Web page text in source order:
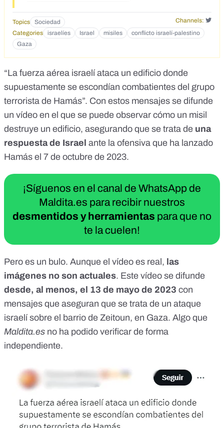
Topics Sociedad
Channels:
Categories
israelíes Israel misiles
conflicto israelí-palestino
Gaza
“La fuerza aérea israelí ataca un edificio donde
supuestamente se escondían combatientes del grupo
terrorista de Hamás”. Con estos mensajes se difunde
un vídeo en el que se puede observar cómo un misil
destruye un edificio, asegurando que se trata de una
respuesta de Israel ante la ofensiva que ha lanzado
Hamás el 7 de octubre de 2023.
¡Síguenos en el canal de WhatsApp de
Maldita.es para recibir nuestros
desmentidos y herramientas para que no
te la cuelen!
Pero es un bulo. Aunque el vídeo es real, las
imágenes no son actuales. Este vídeo se difunde
desde, al menos, el 13 de mayo de 2023 con
mensajes que aseguran que se trata de un ataque
israelí sobre el barrio de Zeitoun, en Gaza. Algo que
Maldita.es no ha podido verificar de forma
independiente.